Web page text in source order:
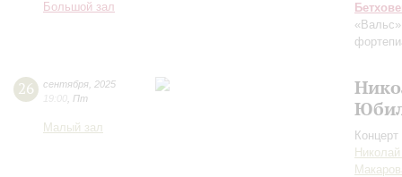
Большой зал
26 сентября 2025
19:00 Пт
Малый зал